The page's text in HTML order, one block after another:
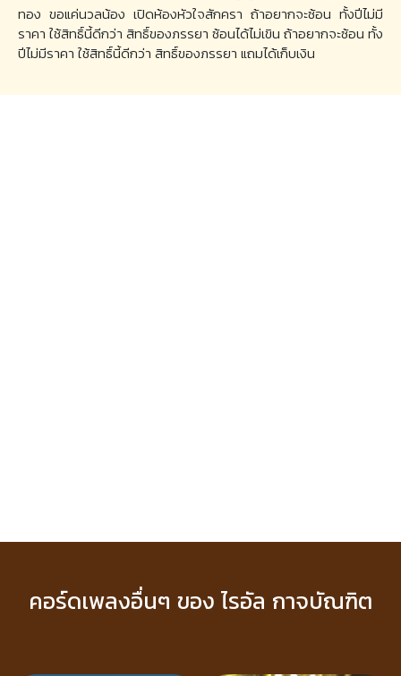
ทอง ขอแค่นวลน้อง เปิดห้องหัวใจสักครา ถ้าอยากจะซ้อน ทั้งปีไม่มี
ราคา ใช้สิทธิ์นี้ดีกว่า สิทธิ์ของภรรยา ซ้อนได้ไม่เขิน ถ้าอยากจะซ้อน ทั้ง
ปีไม่มีราคา ใช้สิทธิ์นี้ดีกว่า สิทธิ์ของภรรยา แถมได้เก็บเงิน
คอร์ดเพลงอื่นๆ ของ ไรอัล กาจบัณฑิต